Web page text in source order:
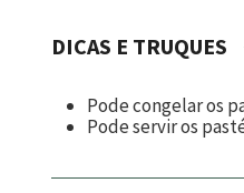
DICAS E TRUQUES
Pode congelar os
Pode servir os